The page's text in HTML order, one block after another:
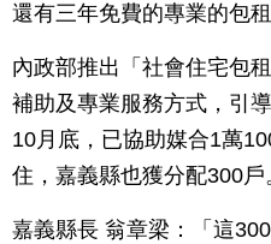
還有三年免費的專業的包
內政部推出「社會住宅包
補助及專業服務方式，引
10月底，已協助媒合1萬
住，嘉義縣也獲分配300戶
嘉義縣長 翁章梁：「這